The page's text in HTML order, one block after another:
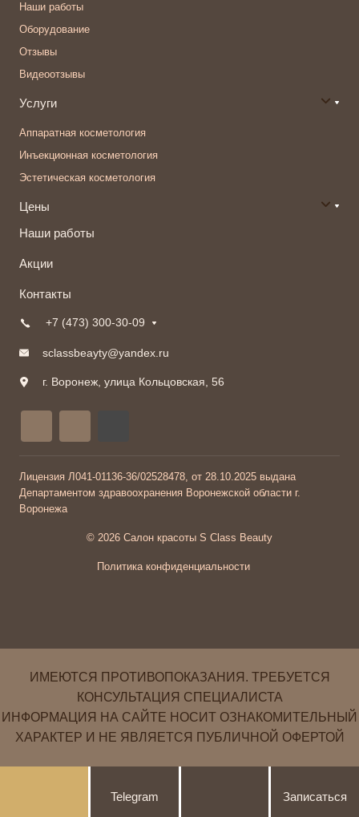
Наши работы
Оборудование
Отзывы
Видеоотзывы
Услуги
Аппаратная косметология
Инъекционная косметология
Эстетическая косметология
Цены
Наши работы
Акции
Контакты
+7 (473) 300-30-09
sclassbeayty@yandex.ru
г. Воронеж, улица Кольцовская, 56
Лицензия Л041-01136-36/02528478, от 28.10.2025 выдана
Департаментом здравоохранения Воронежской области г.
Воронежа
© 2026 Салон красоты S Class Beauty
Политика конфиденциальности
ИМЕЮТСЯ ПРОТИВОПОКАЗАНИЯ. ТРЕБУЕТСЯ
КОНСУЛЬТАЦИЯ СПЕЦИАЛИСТА
ИНФОРМАЦИЯ НА САЙТЕ НОСИТ ОЗНАКОМИТЕЛЬНЫЙ
ХАРАКТЕР И НЕ ЯВЛЯЕТСЯ ПУБЛИЧНОЙ ОФЕРТОЙ
Telegram Записаться